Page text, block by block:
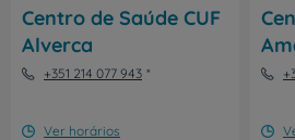
Centro de Saúde CUF
Alverca
+351 214 077 943
Ver horários